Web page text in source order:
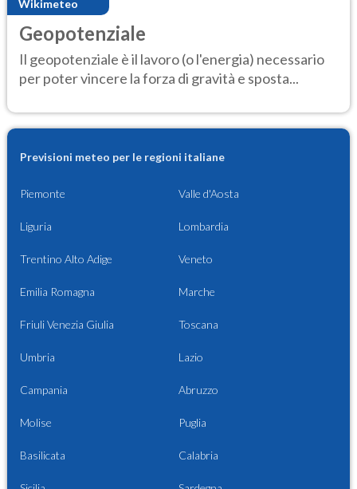
Wikimeteo
Geopotenziale
Il geopotenziale è il lavoro (o l'energia) necessario
per poter vincere la forza di gravità e sposta...
Previsioni meteo per le regioni italiane
Piemonte Valle d'Aosta
Liguria Lombardia
Trentino Alto Adige Veneto
Emilia Romagna Marche
Friuli Venezia Giulia Toscana
Umbria Lazio
Campania Abruzzo
Molise Puglia
Basilicata Calabria